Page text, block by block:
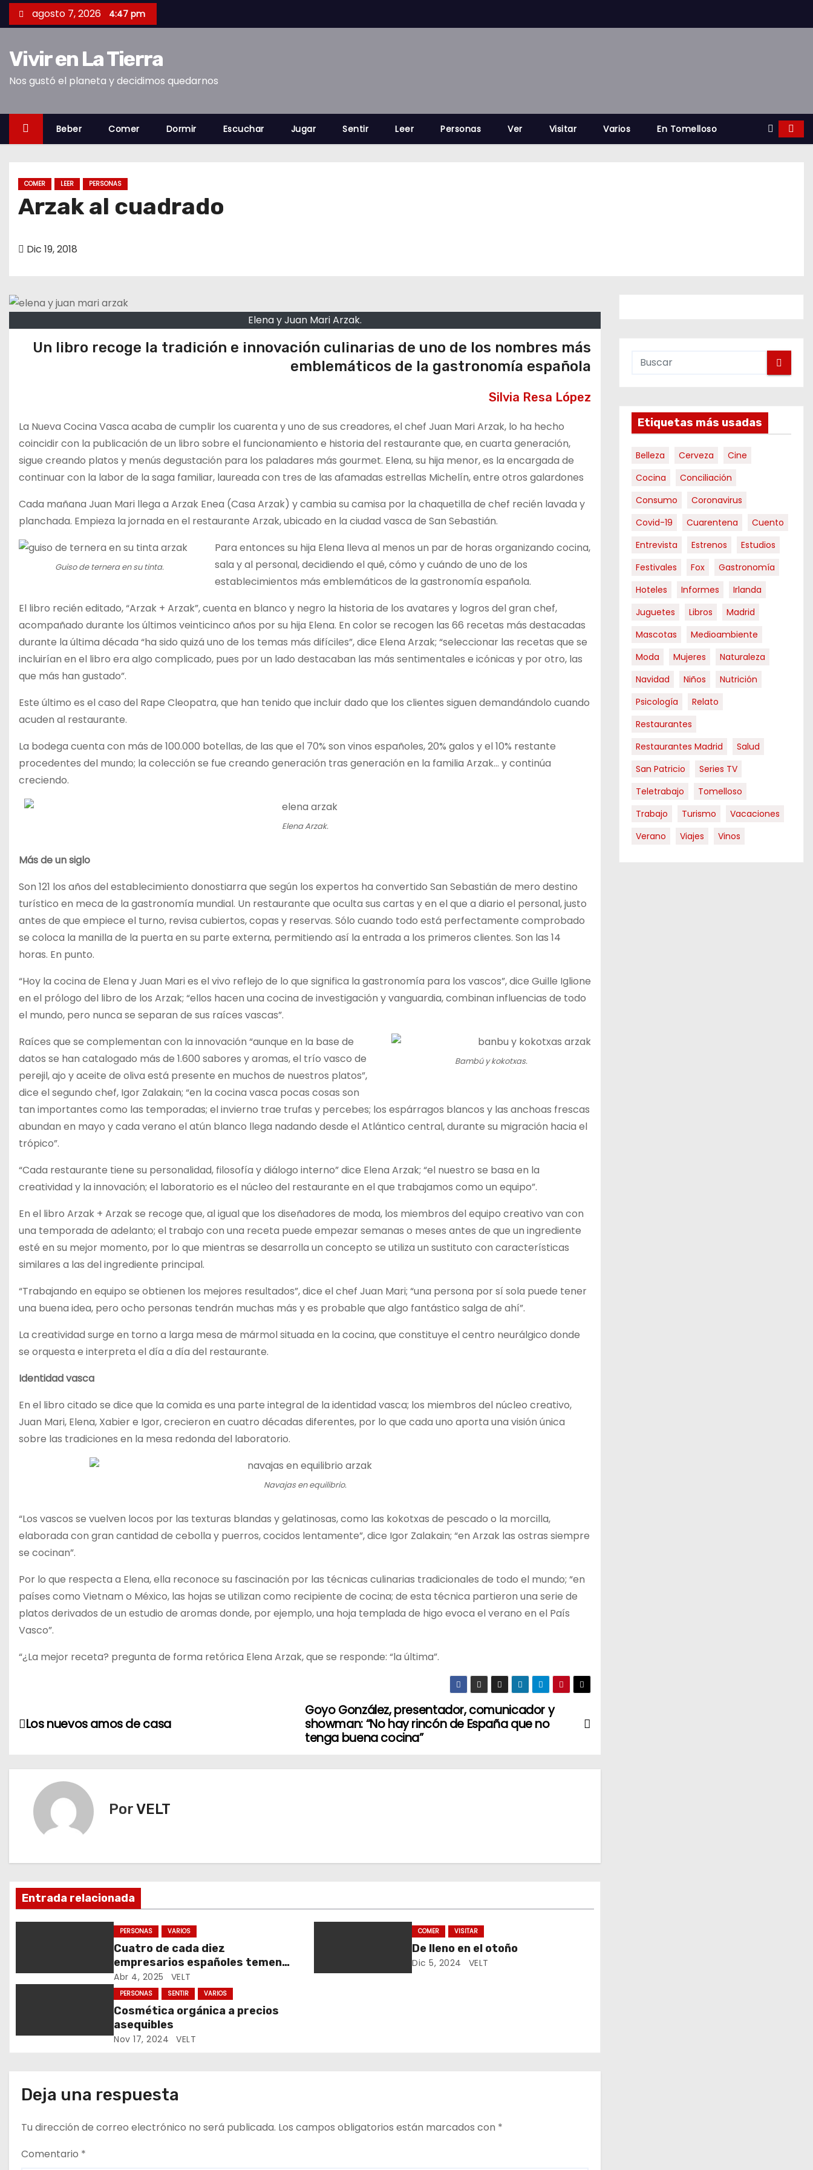
a
c
agosto 7, 2026 4:47 pm
Vivir en La Tierra
Nos gustó el planeta y decidimos quedarnos
Beber Comer Dormir Escuchar Jugar Sentir Leer Personas Ver Visitar Varios En Tomelloso
COMER LEER PERSONAS
Arzak al cuadrado
Dic 19, 2018
Elena y Juan Mari Arzak.
Un libro recoge la tradición e innovación culinarias de uno de los nombres más
emblemáticos de la gastronomía española
Silvia Resa López
La Nueva Cocina Vasca acaba de cumplir los cuarenta y uno de sus creadores, el chef Juan Mari Arzak, lo ha hecho
coincidir con la publicación de un libro sobre el funcionamiento e historia del restaurante que, en cuarta generación,
sigue creando platos y menús degustación para los paladares más gourmet. Elena, su hija menor, es la encargada de
continuar con la labor de la saga familiar, laureada con tres de las afamadas estrellas Michelín, entre otros galardones
Cada mañana Juan Mari llega a Arzak Enea (Casa Arzak) y cambia su camisa por la chaquetilla de chef recién lavada y
planchada. Empieza la jornada en el restaurante Arzak, ubicado en la ciudad vasca de San Sebastián.
Guiso de ternera en su tinta.
Para entonces su hija Elena lleva al menos un par de horas organizando cocina,
sala y al personal, decidiendo el qué, cómo y cuándo de uno de los
establecimientos más emblemáticos de la gastronomía española.
El libro recién editado, “Arzak + Arzak”, cuenta en blanco y negro la historia de los avatares y logros del gran chef,
acompañado durante los últimos veinticinco años por su hija Elena. En color se recogen las 66 recetas más destacadas
durante la última década “ha sido quizá uno de los temas más difíciles”, dice Elena Arzak; “seleccionar las recetas que se
incluirían en el libro era algo complicado, pues por un lado destacaban las más sentimentales e icónicas y por otro, las
que más han gustado”.
Este último es el caso del Rape Cleopatra, que han tenido que incluir dado que los clientes siguen demandándolo cuando
acuden al restaurante.
La bodega cuenta con más de 100.000 botellas, de las que el 70% son vinos españoles, 20% galos y el 10% restante
procedentes del mundo; la colección se fue creando generación tras generación en la familia Arzak… y continúa
creciendo.
Elena Arzak.
Más de un siglo
Son 121 los años del establecimiento donostiarra que según los expertos ha convertido San Sebastián de mero destino
turístico en meca de la gastronomía mundial. Un restaurante que oculta sus cartas y en el que a diario el personal, justo
antes de que empiece el turno, revisa cubiertos, copas y reservas. Sólo cuando todo está perfectamente comprobado
se coloca la manilla de la puerta en su parte externa, permitiendo así la entrada a los primeros clientes. Son las 14
horas. En punto.
“Hoy la cocina de Elena y Juan Mari es el vivo reflejo de lo que significa la gastronomía para los vascos”, dice Guille Iglione
en el prólogo del libro de los Arzak; “ellos hacen una cocina de investigación y vanguardia, combinan influencias de todo
el mundo, pero nunca se separan de sus raíces vascas”.
Bambú y kokotxas.
Raíces que se complementan con la innovación “aunque en la base de
datos se han catalogado más de 1.600 sabores y aromas, el trío vasco de
perejil, ajo y aceite de oliva está presente en muchos de nuestros platos”,
dice el segundo chef, Igor Zalakain; “en la cocina vasca pocas cosas son
tan importantes como las temporadas; el invierno trae trufas y percebes; los espárragos blancos y las anchoas frescas
abundan en mayo y cada verano el atún blanco llega nadando desde el Atlántico central, durante su migración hacia el
trópico”.
“Cada restaurante tiene su personalidad, filosofía y diálogo interno” dice Elena Arzak; “el nuestro se basa en la
creatividad y la innovación; el laboratorio es el núcleo del restaurante en el que trabajamos como un equipo”.
En el libro Arzak + Arzak se recoge que, al igual que los diseñadores de moda, los miembros del equipo creativo van con
una temporada de adelanto; el trabajo con una receta puede empezar semanas o meses antes de que un ingrediente
esté en su mejor momento, por lo que mientras se desarrolla un concepto se utiliza un sustituto con características
similares a las del ingrediente principal.
“Trabajando en equipo se obtienen los mejores resultados”, dice el chef Juan Mari; “una persona por sí sola puede tener
una buena idea, pero ocho personas tendrán muchas más y es probable que algo fantástico salga de ahí”.
La creatividad surge en torno a larga mesa de mármol situada en la cocina, que constituye el centro neurálgico donde
se orquesta e interpreta el día a día del restaurante.
Identidad vasca
En el libro citado se dice que la comida es una parte integral de la identidad vasca; los miembros del núcleo creativo,
Juan Mari, Elena, Xabier e Igor, crecieron en cuatro décadas diferentes, por lo que cada uno aporta una visión única
sobre las tradiciones en la mesa redonda del laboratorio.
Navajas en equilibrio.
“Los vascos se vuelven locos por las texturas blandas y gelatinosas, como las kokotxas de pescado o la morcilla,
elaborada con gran cantidad de cebolla y puerros, cocidos lentamente”, dice Igor Zalakain; “en Arzak las ostras siempre
se cocinan”.
Por lo que respecta a Elena, ella reconoce su fascinación por las técnicas culinarias tradicionales de todo el mundo; “en
países como Vietnam o México, las hojas se utilizan como recipiente de cocina; de esta técnica partieron una serie de
platos derivados de un estudio de aromas donde, por ejemplo, una hoja templada de higo evoca el verano en el País
Vasco”.
“¿La mejor receta? pregunta de forma retórica Elena Arzak, que se responde: “la última”.
N
v
c
i
ó
d
r
a
d
Goyo González, presentador, comunicador y
showman: “No hay rincón de España que no
tenga buena cocina”
Los nuevos amos de casa
PorVELT
Entrada relacionada
PERSONAS VARIOS
Cuatro de cada diez
empresarios españoles temen
que los aranceles frenen su
comercio exterior
Abr 4, 2025 VELT
COMER VISITAR
De lleno en el otoño
Dic 5, 2024 VELT
PERSONAS SENTIR VARIOS
Cosmética orgánica a precios
asequibles
Nov 17, 2024 VELT
Deja una respuesta
Tu dirección de correo electrónico no será publicada. Los campos obligatorios están marcados con *
Comentario *
Etiquetas más usadas
Belleza Cerveza
Cine
Cocina
Conciliación
Consumo
Coronavirus
Covid-19
Cuarentena
Cuento
Entrevista
Estrenos
Estudios
Festivales
Fox
Gastronomía
Hoteles
Informes
Irlanda
Juguetes
Libros
Madrid
Mascotas
Medioambiente
Moda
Mujeres
Naturaleza
Navidad
Niños
Nutrición
Psicología
Relato
Restaurantes
Restaurantes Madrid
Salud
San Patricio
Series TV
Teletrabajo
Tomelloso
Trabajo
Turismo
Vacaciones
Verano
Viajes Vinos